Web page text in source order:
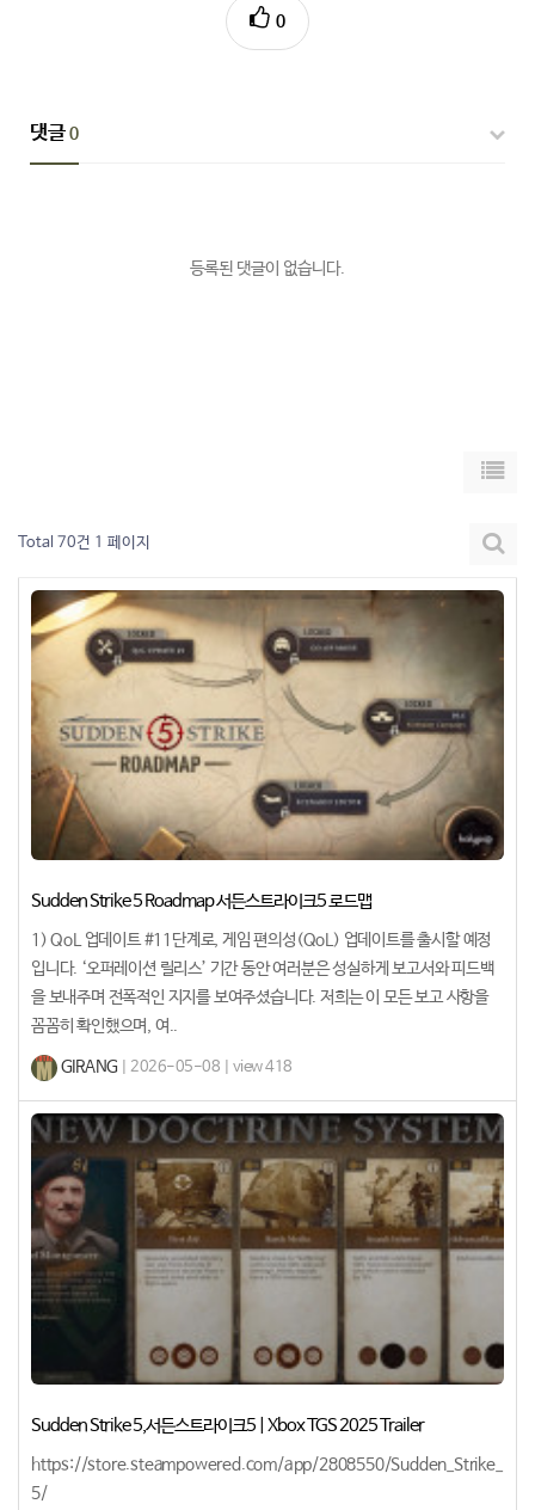
0
댓글0
등록된 댓글이 없습니다.
Total 70건 1 페이지
Sudden Strike 5 Roadmap 서든스트라이크5 로드맵
1) QoL 업데이트 #11단계로, 게임 편의성(QoL) 업데이트를 출시할 예정
입니다. ‘오퍼레이션 릴리스’ 기간 동안 여러분은 성실하게 보고서와 피드백
을 보내주며 전폭적인 지지를 보여주셨습니다. 저희는 이 모든 보고 사항을
꼼꼼히 확인했으며, 여..
GIRANG | 2026-05-08 | view 418
Sudden Strike 5,서든스트라이크5 | Xbox TGS 2025 Trailer
https://store.steampowered.com/app/2808550/Sudden_Strike_
5/